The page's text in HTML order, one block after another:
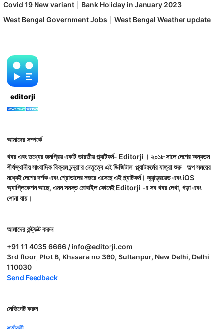
Covid 19 New variant
Bank Holiday in January 2023
West Bengal Government Jobs
West Bengal Weather update
editorji
আমাদের সম্পর্কে
খবর এবং তথ্যের জনপ্রিয় একটি ভারতীয় প্ল্যাটফর্ম- Editorji । ২০১৮ সালে দেশের অন্যতম
শীর্ষস্থানীয় সাংবাদিক বিক্রম চন্দ্রা'র নেতৃত্বে এই ডিজিটাল প্ল্যাটফর্মের যাত্রা শুরু। অল্প সময়ের
মধ্যেই দেশের দর্শক এবং শ্রোতাদের নজরে এসেছে এই প্ল্যাটফর্ম। অ্যান্ড্রয়েড এবং iOS
অ্যাপ্লিকেশন আছে, এমন সমস্ত মোবাইল ফোনেই Editorji -র সব খবর দেখা, পড়া এবং
শোনা যায়।
আমাদের কন্ট্যাক্ট করুন
+91 11 4035 6666 / info@editorji.com
3rd floor, Plot B, Khasara no 360, Sultanpur, New Delhi, Delhi
110030
Send Feedback
নেভিগেট করুন